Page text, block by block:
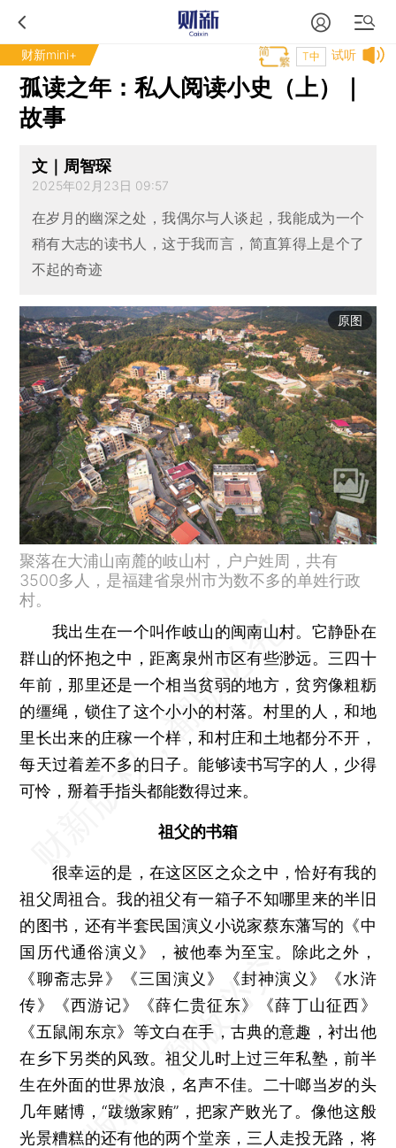
财新mini+ 试听
T中
孤读之年：私人阅读小史（上）｜
故事
文｜周智琛
2025年02月23日 09:57
在岁月的幽深之处，我偶尔与人谈起，我能成为一个
稍有大志的读书人，这于我而言，简直算得上是个了
不起的奇迹
原图
聚落在大浦山南麓的岐山村，户户姓周，共有
3500多人，是福建省泉州市为数不多的单姓行政
村。
我出生在一个叫作岐山的闽南山村。它静卧在
群山的怀抱之中，距离泉州市区有些渺远。三四十
年前，那里还是一个相当贫弱的地方，贫穷像粗粝
的缰绳，锁住了这个小小的村落。村里的人，和地
里长出来的庄稼一个样，和村庄和土地都分不开，
每天过着差不多的日子。能够读书写字的人，少得
可怜，掰着手指头都能数得过来。
祖父的书箱
很幸运的是，在这区区之众之中，恰好有我的
祖父周祖合。我的祖父有一箱子不知哪里来的半旧
的图书，还有半套民国演义小说家蔡东藩写的《中
国历代通俗演义》，被他奉为至宝。除此之外，
《聊斋志异》《三国演义》《封神演义》《水浒
传》《西游记》《薛仁贵征东》《薛丁山征西》
《五鼠闹东京》等文白在手，古典的意趣，衬出他
在乡下另类的风致。祖父儿时上过三年私塾，前半
生在外面的世界放浪，名声不佳。二十啷当岁的头
几年赌博，“跋缴家贿”，把家产败光了。像他这般
光景糟糕的还有他的两个堂亲，三人走投无路，将